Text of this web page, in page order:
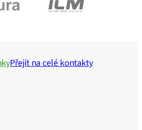
Přejít na celé kontakty